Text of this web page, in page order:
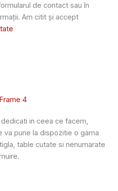
de contact sau în
Am citit și accept
in ceea ce facem,
pune la dispozitie o gama
table cutate si nenumarate